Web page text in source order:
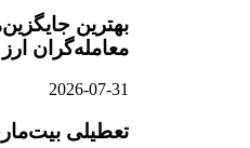
بهترین
معامله‌گران ارز
2026-07-31
تعطیلی